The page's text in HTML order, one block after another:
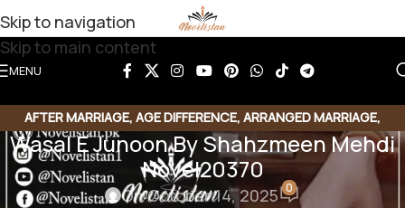
Skip to navigation
Skip to main content
MENU
AFTER MARRIAGE, AGE DIFFERENCE, ARRANGED MARRIAGE,
ROMANTIC URDU NOVEL
Wasal E Junoon By Shahzmeen Mehdi
Novel20370
On October 14, 2025 0